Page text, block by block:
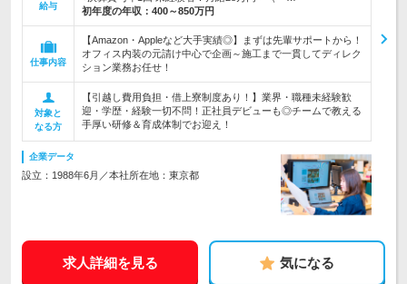
給与
初年度の年収： 400～850万円
仕事内容
【Amazon・Appleなど大手実績◎】まずは先輩サポートから！
オフィス内装の元請け中心で企画～施工まで一貫してディレク
ション業務お任せ！
対象と
なる方
【引越し費用負担・借上寮制度あり！】業界・職種未経験歓
迎・学歴・経験一切不問！正社員デビューも◎チームで教える
手厚い研修＆育成体制でお迎え！
企業データ
設立：1988年6月／本社所在地：東京都
求人詳細を見る 気になる